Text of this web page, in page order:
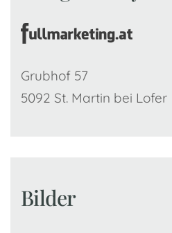
Grubhof 57
5092 St. Martin bei Lofer
Bilder